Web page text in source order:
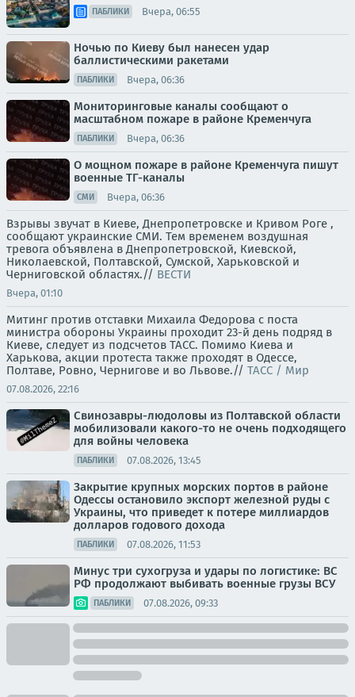
ПАБЛИКИ Вчера, 06:55
Ночью по Киеву был нанесен удар
баллистическими ракетами
ПАБЛИКИ Вчера, 06:36
Мониторинговые каналы сообщают о
масштабном пожаре в районе Кременчуга
ПАБЛИКИ Вчера, 06:36
О мощном пожаре в районе Кременчуга пишут
военные ТГ-каналы
СМИ Вчера, 06:36
Взрывы звучат в Киеве, Днепропетровске и Кривом Роге ,
сообщают украинские СМИ. Тем временем воздушная
тревога объявлена в Днепропетровской, Киевской,
Николаевской, Полтавской, Сумской, Харьковской и
Черниговской областях.// ВЕСТИ
Вчера, 01:10
Митинг против отставки Михаила Федорова с поста
министра обороны Украины проходит 23-й день подряд в
Киеве, следует из подсчетов ТАСС. Помимо Киева и
Харькова, акции протеста также проходят в Одессе,
Полтаве, Ровно, Чернигове и во Львове.// ТАСС / Мир
07.08.2026, 22:16
Свинозавры-людоловы из Полтавской области
мобилизовали какого-то не очень подходящего
для войны человека
ПАБЛИКИ 07.08.2026, 13:45
Закрытие крупных морских портов в районе
Одессы остановило экспорт железной руды с
Украины, что приведет к потере миллиардов
долларов годового дохода
ПАБЛИКИ 07.08.2026, 11:53
Минус три сухогруза и удары по логистике: ВС
РФ продолжают выбивать военные грузы ВСУ
ПАБЛИКИ 07.08.2026, 09:33